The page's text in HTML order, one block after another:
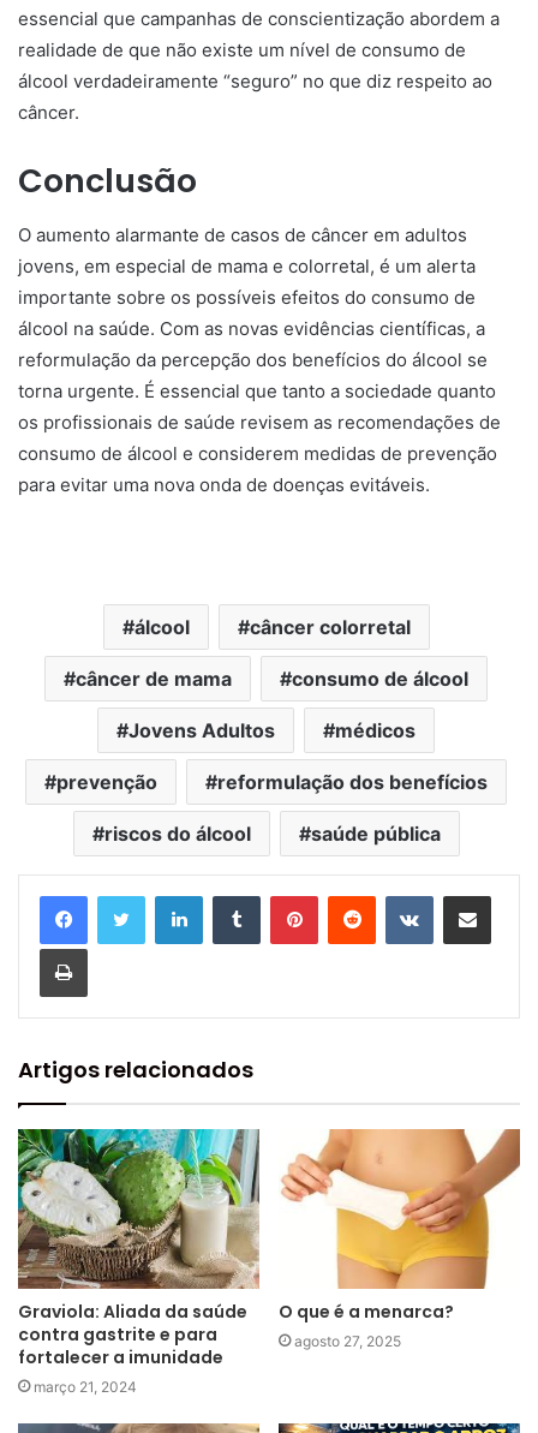
essencial que campanhas de conscientização abordem a
realidade de que não existe um nível de consumo de
álcool verdadeiramente “seguro” no que diz respeito ao
câncer.
Conclusão
O aumento alarmante de casos de câncer em adultos
jovens, em especial de mama e colorretal, é um alerta
importante sobre os possíveis efeitos do consumo de
álcool na saúde. Com as novas evidências científicas, a
reformulação da percepção dos benefícios do álcool se
torna urgente. É essencial que tanto a sociedade quanto
os profissionais de saúde revisem as recomendações de
consumo de álcool e considerem medidas de prevenção
para evitar uma nova onda de doenças evitáveis.
álcool câncer colorretal
câncer de mama consumo de álcool
Jovens Adultos médicos
prevenção reformulação dos benefícios
riscos do álcool saúde pública
Artigos relacionados
Graviola: Aliada da saúde
contra gastrite e para
fortalecer a imunidade
março 21, 2024
O que é a menarca?
agosto 27, 2025